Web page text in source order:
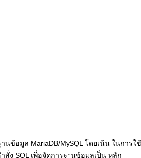
ข้อมูล MariaDB/MySQL โดยเน้น ในการใช้
สั่ง SQL เพื่อจัดการฐานข้อมูลเป็น หลัก